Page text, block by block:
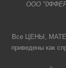
ООО
Все ЦЕНЫ,
приведены как